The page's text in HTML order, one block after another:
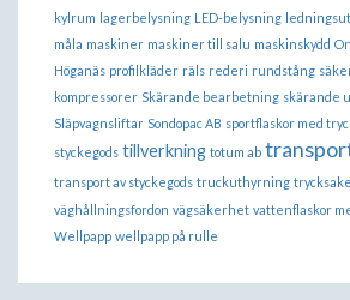
kylrum lagerbelysning LED-belysning
måla maskiner maskiner till salu maskinskydd
Höganäs profilkläder räls rederi rundstång
kompressorer Skärande bearbetning skärande
Släpvagnsliftar Sondopac AB sportflaskor med
styckegods tillverkning totum ab
transport av styckegods truckuthyrning
väghållningsfordon vägsäkerhet vattenflaskor
Wellpapp wellpapp på rulle